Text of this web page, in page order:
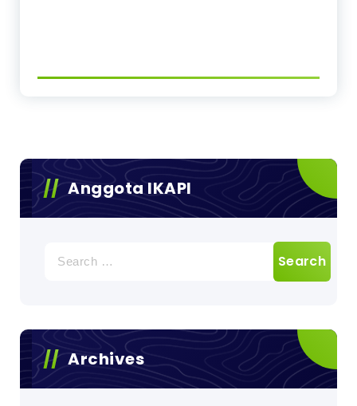
Anggota IKAPI
for:
Archives